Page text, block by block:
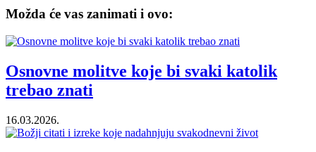
Možda će vas zanimati i ovo:
Osnovne molitve koje bi svaki katolik
trebao znati
16.03.2026.